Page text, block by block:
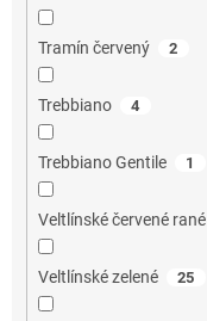
Tramín červený 2
Trebbiano 4
Trebbiano Gentile 1
Veltlínské červené rané
Veltlínské zelené 25